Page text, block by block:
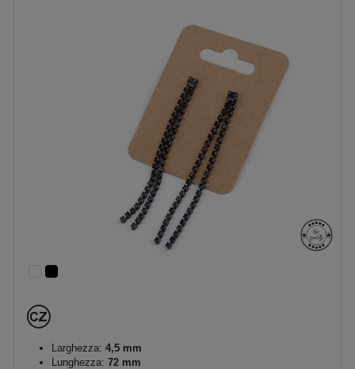
Larghezza: 4,5 mm
Lunghezza: 72 mm